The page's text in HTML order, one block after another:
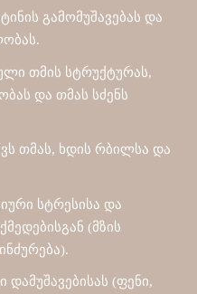
გამომუშავებას და
თმის სტრუქტურას,
და თმას სძენს
თმას, ხდის რბილსა და
სტრესისა და
(მზის
(ფენი,